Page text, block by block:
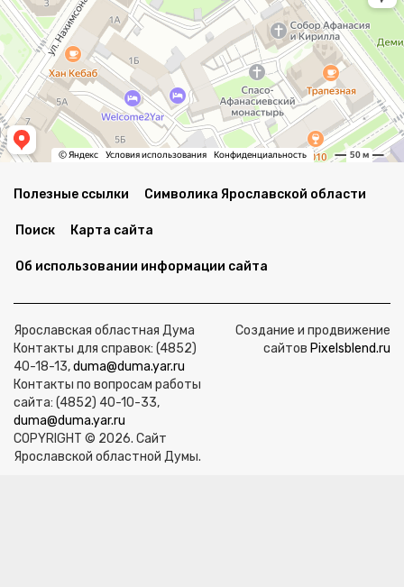
Полезные ссылки Символика Ярославской области
Поиск Карта сайта
Об использовании информации сайта
Ярославская областная Дума
Контакты для справок: (4852)
40-18-13,duma@duma.yar.ru
Контакты по вопросам работы
сайта: (4852) 40-10-33,
duma@duma.yar.ru
COPYRIGHT © 2026. Сайт
Ярославской областной Думы.
Создание и продвижение
сайтов Pixelsblend.ru